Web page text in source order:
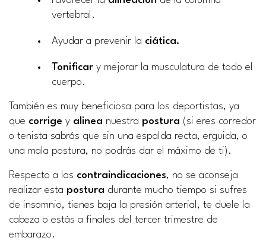
vertebral.
Ayudar a prevenir la ciática.
Tonificar y mejorar la musculatura de todo el
cuerpo.
También es muy beneficiosa para los deportistas, ya
que corrige y alinea nuestra postura (si eres corredor
o tenista sabrás que sin una espalda recta, erguida, o
una mala postura, no podrás dar el máximo de ti).
Respecto a las contraindicaciones, no se aconseja
realizar esta postura durante mucho tiempo si sufres
de insomnio, tienes baja la presión arterial, te duele la
cabeza o estás a finales del tercer trimestre de
embarazo.